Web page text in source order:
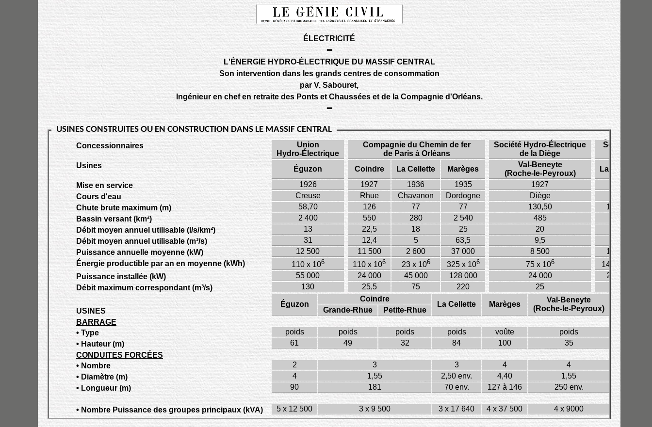
ÉLECTRICITÉ
━
L'ÉNERGIE HYDRO-ÉLECTRIQUE DU MASSIF CENTRAL
Son intervention dans les grands centres de consommation
parV. Sabouret,
Ingénieur en chef en retraite des Ponts et Chaussées et de la Compagnie d'Orléans.
━
USINES CONSTRUITES OU EN CONSTRUCTION DANS LE MASSIF CENTRAL
Concessionnaires
Union
Hydro-Électrique
Compagnie du Chemin de fer
de Paris à Orléans
Société Hydro-Électrique
de la Diège
Société
Usines
Éguzon Coindre La Cellette Marèges
Val-Beneyte
(Roche-le-Peyroux)
La Mativie
Mise en service
1926 1927 1936 1935 1927
1928
Cours d'eau
Creuse Rhue Chavanon Dordogne Diège
Cère
Chute brute maximum (m)
58,70 126 77 77 130,50
138,50
Bassin versant (km²)
2 400 550 280 2 540 485
830
Débit moyen annuel utilisable (l/s/km²)
13 22,5 18 25 20
19
Débit moyen annuel utilisable (m³/s)
31 12,4 5 63,5 9,5
16
Puissance annuelle moyenne (kW)
12 500 11 500 2 600 37 000 8 500
16 000
Énergie productible par an en moyenne (kWh)
110 x 106 110 x 106 23 x 106 325 x 106 75 x 106 140 x 10
Puissance installée (kW) 55 000 24 000 45 000 128 000 24 000
26 000
Débit maximum correspondant (m³/s)
130 25,5 75 220 25 29
Éguzon
Coindre
La Cellette Marèges
Val-Beneyte
(Roche-le-Peyroux)
USINES
Grande-Rhue
Petite-Rhue
BARRAGE
• Type
poids poids poids poids voûte
poids
• Hauteur (m)
61 49 32 84 100
35
CONDUITES FORCÉES
• Nombre
2 3 3 4
4
• Diamètre (m)
4 1,55 2,50 env. 4,40
1,55
• Longueur (m)
90 181 70 env. 127 à 146 250 env.
• Nombre Puissance des groupes principaux (kVA) 5 x 12 500 3 x 9 500 3 x 17 640 4 x 37 500 4 x 9000